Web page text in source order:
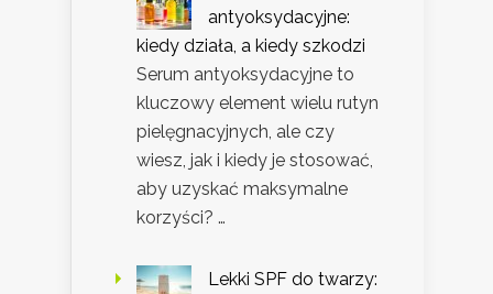
antyoksydacyjne:
kiedy działa, a kiedy szkodzi
Serum antyoksydacyjne to
kluczowy element wielu rutyn
pielęgnacyjnych, ale czy
wiesz, jak i kiedy je stosować,
aby uzyskać maksymalne
korzyści? …
Lekki SPF do twarzy: